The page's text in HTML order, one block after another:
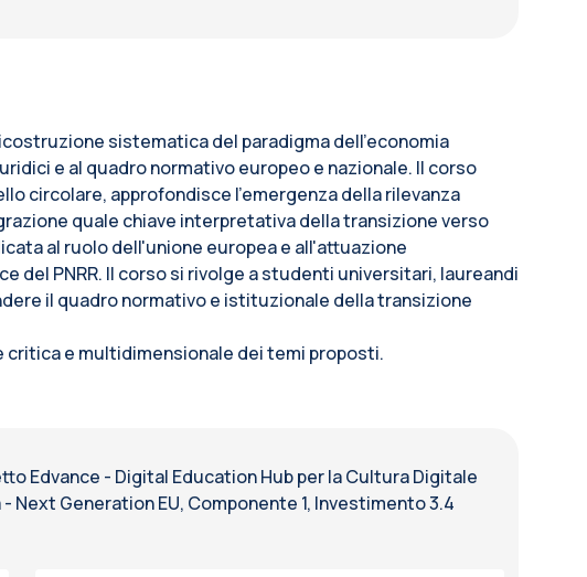
sistematica del paradigma dell'economia
e al quadro normativo europeo e nazionale. Il corso
circolare, approfondisce l'emergenza della rilevanza
quale chiave interpretativa della transizione verso
al ruolo dell'unione europea e all'attuazione
del PNRR. Il corso si rivolge a studenti universitari, laureandi
il quadro normativo e istituzionale della transizione
critica e multidimensionale dei temi proposti.
Edvance - Digital Education Hub per la Cultura Digitale
Next Generation EU, Componente 1, Investimento 3.4